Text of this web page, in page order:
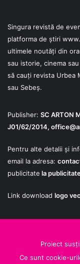
Singura revistă de
platforma de știri
ultimele noutăți din
sau istorie, cinema
să cauți revista Urbea
sau Sebeș.
Publisher: SC ARTON
J01/62/2014,
Pentru alte detalii și
email la adresa:
publicitate la
Link download logo
Proiect
Ce sunt cookie-